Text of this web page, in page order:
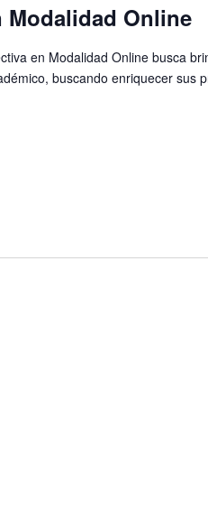
Modalidad Online
en Modalidad Online busca
buscando enriquecer sus